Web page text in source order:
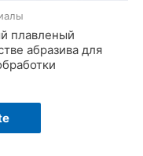
плавленый
абразива для